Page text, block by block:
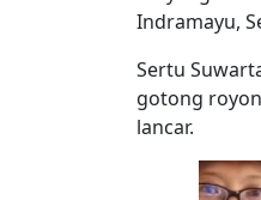
Indramayu,
Sertu
gotong
lancar.